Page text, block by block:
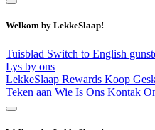
Welkom by LekkeSlaap!
Tuisblad Switch to English
Lys by ons
LekkeSlaap Rewards Koop
Teken aan Wie Is Ons Kontak